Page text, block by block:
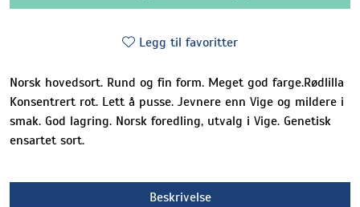
Legg til favoritter
Norsk hovedsort. Rund og fin form. Meget god farge.Rødlilla
Konsentrert rot. Lett å pusse. Jevnere enn Vige og mildere i
smak. God lagring. Norsk foredling, utvalg i Vige. Genetisk
ensartet sort.
Beskrivelse